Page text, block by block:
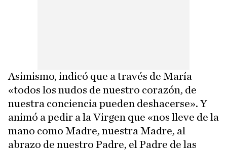
Asimismo, indicó que a través de María
«todos los nudos de nuestro corazón, de
nuestra conciencia pueden deshacerse». Y
animó a pedir a la Virgen que «nos lleve de la
mano como Madre, nuestra Madre, al
abrazo de nuestro Padre, el Padre de las